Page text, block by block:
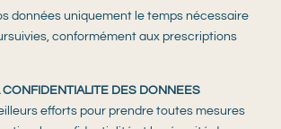
données uniquement le temps nécessaire
conformément aux prescriptions
CONFIDENTIALITE DES DONNEES
efforts pour prendre toutes mesures